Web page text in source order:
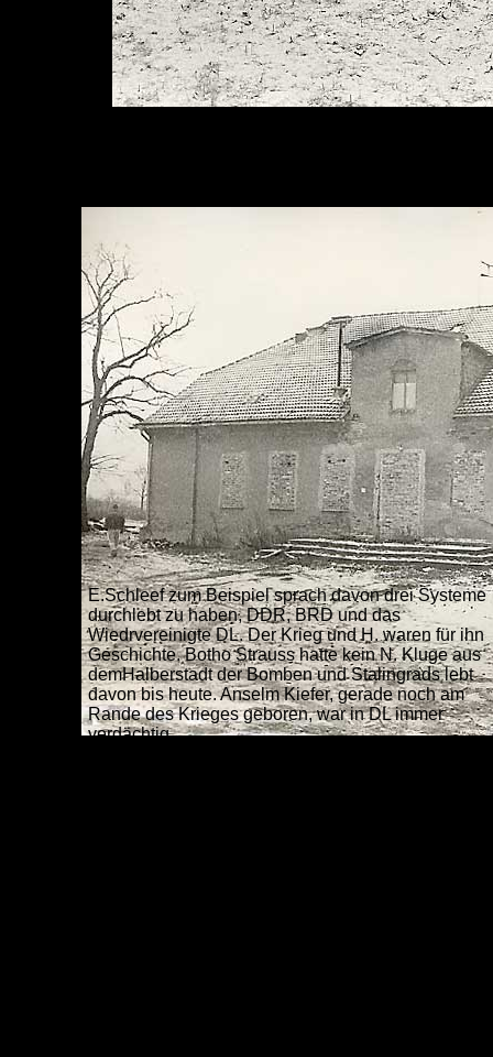
E.Schleef zum Beispiel sprach davon drei Systeme
durchlebt zu haben, DDR, BRD und das
Wiedrvereinigte DL. Der Krieg und H. waren für ihn
Geschichte. Botho Strauss hatte kein N. Kluge aus
demHalberstadt der Bomben und Stalingrads lebt
davon bis heute. Anselm Kiefer, gerade noch am
Rande des Krieges geboren, war in DL immer
verdächtig.